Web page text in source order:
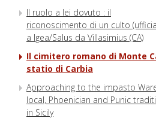
Il ruolo a lei dovuto : il
riconoscimento di un culto
a Igea/Salus da Villasimius (CA)
Il cimitero romano di Monte
statio di Carbia
Approaching to the impasto
local, Phoenician and Punic
in Sicily